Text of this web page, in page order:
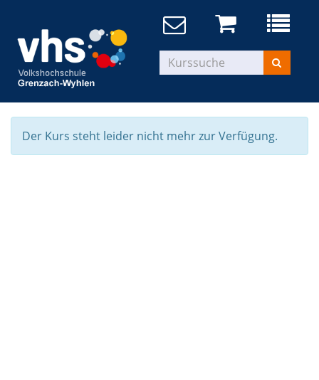
Der Kurs steht leider nicht mehr zur Verfügung.